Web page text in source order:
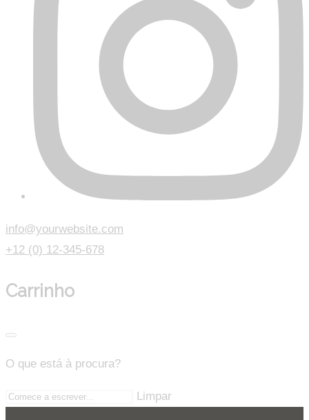
info@yourwebsite.com
+12 (0) 12-345-678
Carrinho
O que está à procura?
Limpar